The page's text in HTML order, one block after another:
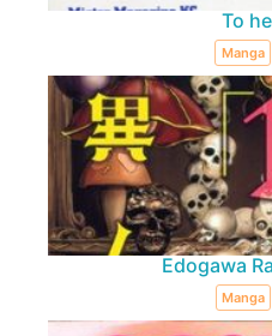
To
Manga
Edogawa
Manga